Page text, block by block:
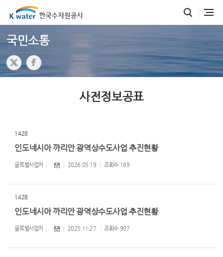
국민소통
사전정보공표
1428
인도네시아 까리안 광역상수도사업 추진현황
글로벌사업처 2026.05.19 조회수 169
1428
인도네시아 까리안 광역상수도사업 추진현황
글로벌사업처 2025.11.27 조회수 907